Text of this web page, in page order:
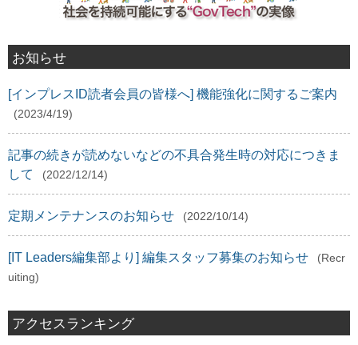
お知らせ
[インプレスID読者会員の皆様へ] 機能強化に関するご案内
(2023/4/19)
記事の続きが読めないなどの不具合発生時の対応につきま
して
(2022/12/14)
定期メンテナンスのお知らせ (2022/10/14)
[IT Leaders編集部より] 編集スタッフ募集のお知らせ
(Recr
uiting)
アクセスランキング